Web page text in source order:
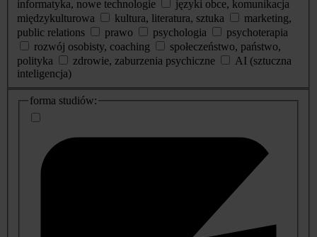
informatyka, nowe technologie
języki obce, komunikacja
międzykulturowa
kultura, literatura, sztuka
marketing,
public relations
prawo psychologia
psychoterapia
rozwój osobisty, coaching
społeczeństwo, państwo,
polityka
zdrowie, zaburzenia psychiczne
AI (sztuczna
inteligencja)
dodatkowe
informacje
forma studiów: